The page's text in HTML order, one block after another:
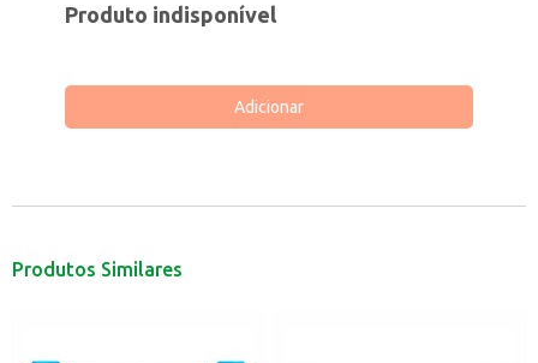
Produto indisponível
Adicionar
Produtos Similares